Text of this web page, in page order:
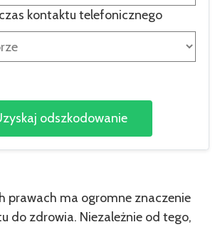
kontaktu telefonicznego
prawach ma ogromne znaczenie
do zdrowia. Niezależnie od tego,